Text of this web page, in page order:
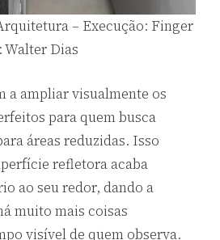
– Execução: Finger
Walter Dias
a ampliar visualmente os
para quem busca
áreas reduzidas. Isso
refletora acaba
ao seu redor, dando a
muito mais coisas
visível de quem observa.